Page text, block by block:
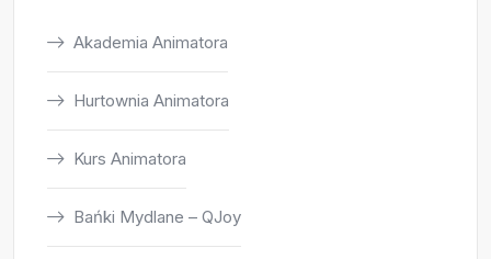
Akademia Animatora
Hurtownia Animatora
Kurs Animatora
Bańki Mydlane – QJoy